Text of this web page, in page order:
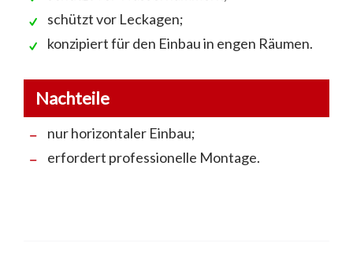
schützt vor Leckagen;
konzipiert für den Einbau in engen Räumen.
Nachteile
nur horizontaler Einbau;
erfordert professionelle Montage.